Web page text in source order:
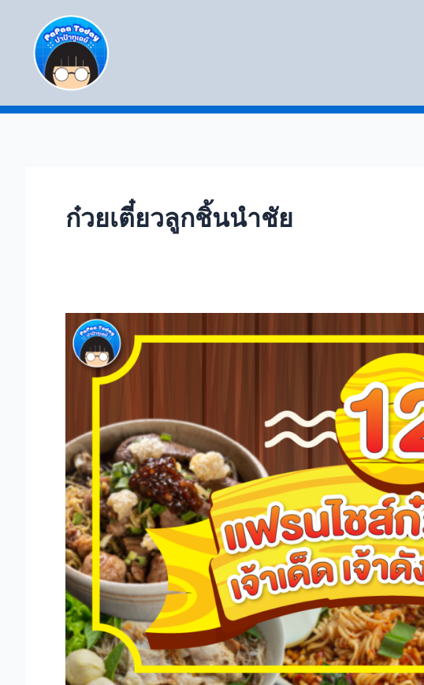
content
ก๋วยเตี๋ยวลูกชิ้นนำชัย
แฟ
รน
ไชส์
ก๋วยเตี๋ยว
เด็ด
เจ้า
ดัง
น่า
ลงทุน